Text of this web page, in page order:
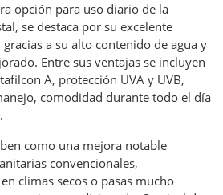
opción para uso diario de la
se destaca por su excelente
a su alto contenido de agua y
Entre sus ventajas se incluyen
A, protección UVA y UVB,
comodidad durante todo el día
como una mejora notable
convencionales,
climas secos o pasas mucho